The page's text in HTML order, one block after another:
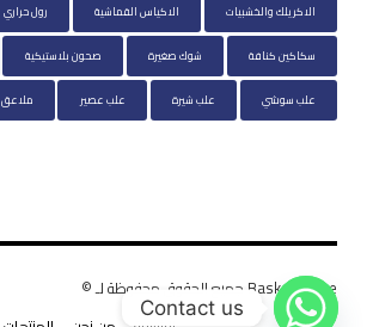
الاكريلك والخشبيات الاكياس القماشية رول حراري
سكاكين كنافة شوك صغيرة صحون بلاستيكية
علب سوشي علب شيرة علب عصير ملاعق
BasketHouse جميع الحقوق محفوظة لـ ©
Contact us